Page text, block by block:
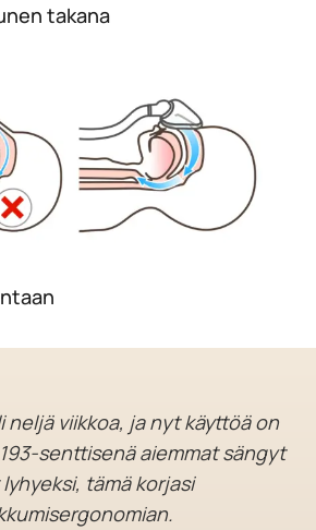
takana
neljä viikkoa, ja nyt käyttöä on
senttisenä aiemmat sängyt
tämä korjasi